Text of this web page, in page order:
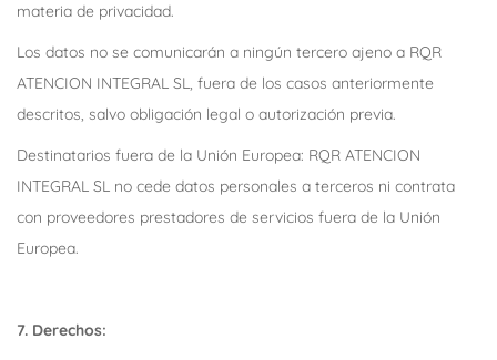
materia de privacidad.
Los datos no se comunicarán a ningún tercero ajeno a RQR
ATENCION INTEGRAL SL, fuera de los casos anteriormente
descritos, salvo obligación legal o autorización previa.
Destinatarios fuera de la Unión Europea: RQR ATENCION
INTEGRAL SL no cede datos personales a terceros ni contrata
con proveedores prestadores de servicios fuera de la Unión
Europea.
7. Derechos: